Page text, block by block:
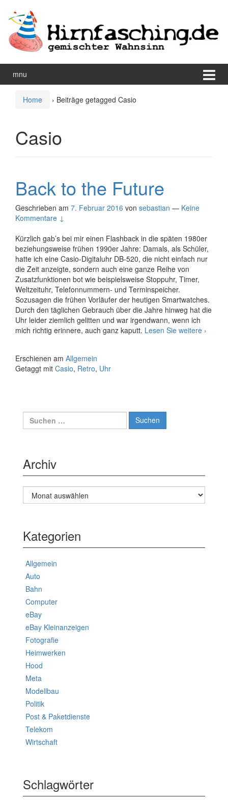
Inhalt
wechseln
Hauptmenü
springen
mnu
Home › Beiträge getagged Casio
Casio
Back to the Future
Geschrieben am 7. Februar 2016 von sebastian — Keine
Kommentare ↓
Kürzlich gab’s bei mir einen Flashback in die späten 1980er
beziehungsweise frühen 1990er Jahre: Damals, als Schüler,
hatte ich eine Casio-Digitaluhr DB-520, die nicht einfach nur
die Zeit anzeigte, sondern auch eine ganze Reihe von
Zusatzfunktionen bot wie beispielsweise Stoppuhr, Timer,
Weltzeituhr, Telefonnummern- und Terminspeicher.
Sozusagen die frühen Vorläufer der heutigen Smartwatches.
Durch den täglichen Gebrauch über die Jahre hinweg hat die
Uhr leider ziemlich gelitten und war irgendwann, wenn ich
mich richtig erinnere, auch ganz kaputt. Lesen Sie weitere Back
›
Erschienen am Allgemein
Getaggt mit Casio, Retro, Uhr
Suche
nach:
Archiv
Archiv
Kategorien
Allgemein
Auto
Bahn
Computer
eBay
eBay Kleinanzeigen
Fotografie
Heimwerken
Hood
Meta
Modellbau
Politik
Post & Paketdienste
Telekom
Wirtschaft
Schlagwörter